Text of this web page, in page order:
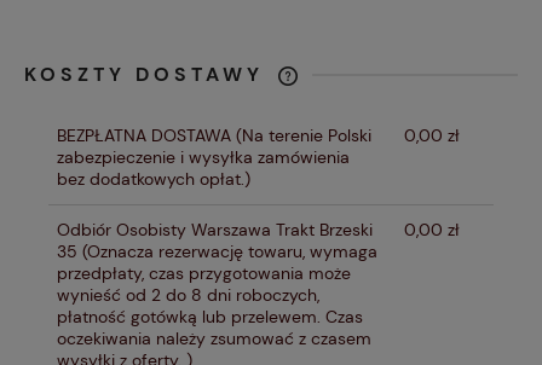
KOSZTY DOSTAWY
KOSZTÓW PŁATNOŚCI
BEZPŁATNA DOSTAWA (Na terenie Polski
zabezpieczenie i wysyłka zamówienia
bez dodatkowych opłat.)
0,00 zł
Odbiór Osobisty Warszawa Trakt Brzeski
35 (Oznacza rezerwację towaru, wymaga
przedpłaty, czas przygotowania może
wynieść od 2 do 8 dni roboczych,
płatność gotówką lub przelewem. Czas
oczekiwania należy zsumować z czasem
wysyłki z oferty. )
0,00 zł